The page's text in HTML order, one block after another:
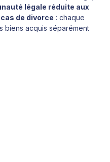
légale réduite aux
de divorce : chaque
biens acquis séparément